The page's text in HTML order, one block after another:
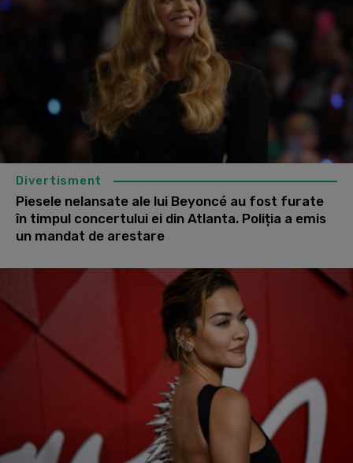
Divertisment
Piesele nelansate ale lui Beyoncé au fost furate
în timpul concertului ei din Atlanta. Poliția a emis
un mandat de arestare